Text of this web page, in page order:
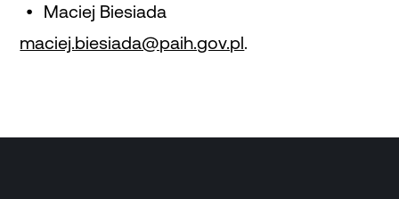
Maciej Biesiada
maciej.biesiada@paih.gov.pl.